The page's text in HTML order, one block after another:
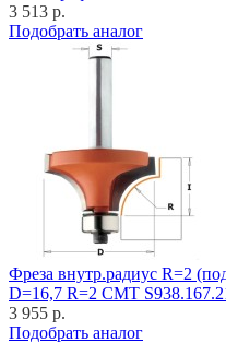
3 513 р.
Подобрать аналог
Фреза внутр.радиус R=2
D=16,7 R=2 CMT
3 955 р.
Подобрать аналог